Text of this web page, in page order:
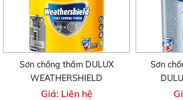
Sơn chống thấm DULUX
WEATHERSHIELD
Giá: Liên hệ
Sơn